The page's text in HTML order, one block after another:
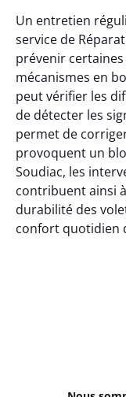
Un entretien
service de
prévenir
mécanismes en
peut vérifier les
de détecter les
permet de
provoquent un
Soudiac, les
contribuent ainsi
durabilité des
confort quotidien